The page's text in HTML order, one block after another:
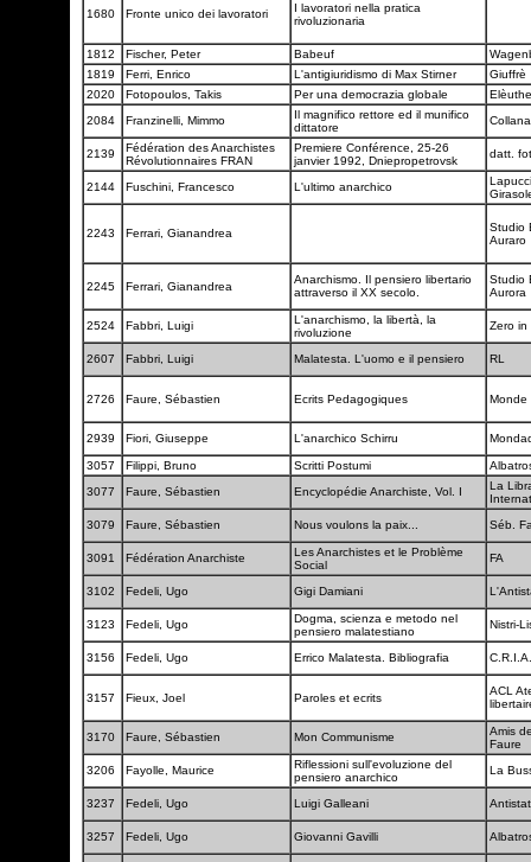
1680 Fronte unico dei lavoratori
I lavoratori nella pratica
rivoluzionaria
1812 Fischer, Peter Babeuf
1819
Ferri, Enrico L'antigiuridismo di Max Stirner
Giuffrè
2020
Fotopoulos, Takis Per una democrazia globale
2084
Franzinelli, Mimmo
Il magnifico rettore ed il munifico
dittatore
2139
Fédération des Anarchistes
Révolutionnaires FRAN
Premiere Conférence, 25-26
janvier 1992, Dniepropetrovsk
datt.
2144 Fuschini, Francesco L'ultimo anarchico
2243 Ferrari, Gianandrea
Studio
Auraro
2245 Ferrari, Gianandrea
Anarchismo. Il pensiero libertario
attraverso il XX secolo.
Studio
Aurora
2524 Fabbri, Luigi
L'anarchismo, la libertà, la
rivoluzione
Zero
2607 Fabbri, Luigi Malatesta. L'uomo e il pensiero RL
2726 Faure, Sébastien Ecrits Pedagogiques Monde
2939 Fiori, Giuseppe L'anarchico Schirru
3057 Filippi, Bruno Scritti Postumi
3077
Faure, Sébastien Encyclopédie Anarchiste, Vol. I
La
3079
Faure, Sébastien Nous voulons la paix... Séb.
3091 Fédération Anarchiste
Les Anarchistes et le Problème
Social
FA
3102 Fedeli, Ugo Gigi Damiani
3123 Fedeli, Ugo
Dogma, scienza e metodo nel
pensiero malatestiano
Nistri-
3156 Fedeli, Ugo Errico Malatesta. Bibliografia
3157 Fieux, Joel Paroles et ecrits
ACL
3170 Faure, Sébastien Mon Communisme
Amis
Faure
3206
Fayolle, Maurice
Riflessioni sull'evoluzione del
pensiero anarchico
La
3237 Fedeli, Ugo Luigi Galleani
3257 Fedeli, Ugo Giovanni Gavilli